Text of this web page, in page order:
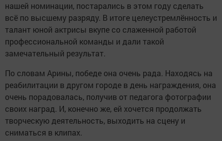
нашей номинации, постарались в этом году сделать
всё по высшему разряду. В итоге целеустремлённость и
талант юной актрисы вкупе со слаженной работой
профессиональной команды и дали такой
замечательный результат.
По словам Арины, победе она очень рада. Находясь на
реабилитации в другом городе в день награждения, она
очень порадовалась, получив от педагога фотографии
своих наград. И, конечно же, ей хочется продолжать
творческую деятельность, выходить на сцену и
сниматься в клипах.